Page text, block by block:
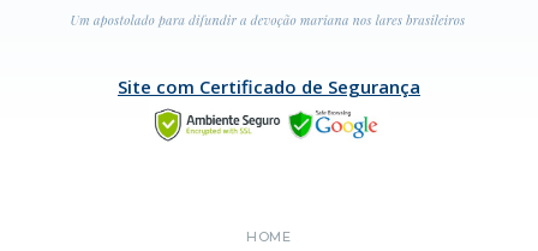
Site com Certificado de Segurança
HOME